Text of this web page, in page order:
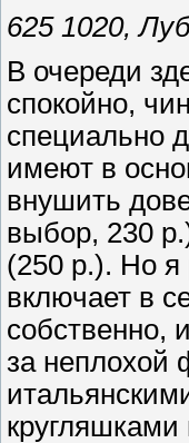
625 1020,
В очереди
спокойно,
специально
имеют в
внушить
выбор, 230
(250 р.). Но
включает в
собственно,
за неплохой